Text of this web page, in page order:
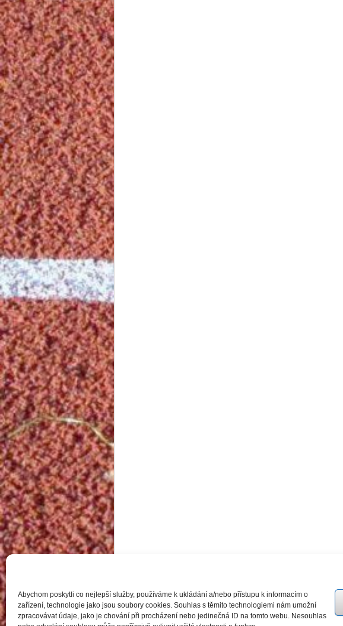
Abychom poskytli co nejlepší služby, používáme k ukládání a/nebo přístupu k informacím o
zařízení, technologie jako jsou soubory cookies. Souhlas s těmito technologiemi nám umožní
zpracovávat údaje, jako je chování při procházení nebo jedinečná ID na tomto webu. Nesouhlas